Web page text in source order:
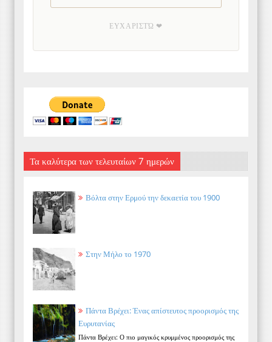
ΕΥΧΑΡΙΣΤΏ ❤
Τα καλύτερα των τελευταίων 7 ημερών
Βόλτα στην Ερμού την δεκαετία του 1900
Στην Μήλο το 1970
Πάντα Βρέχει: Ένας απίστευτος προορισμός της
Ευρυτανίας
Πάντα Βρέχει: Ο πιο μαγικός κρυμμένος προορισμός της